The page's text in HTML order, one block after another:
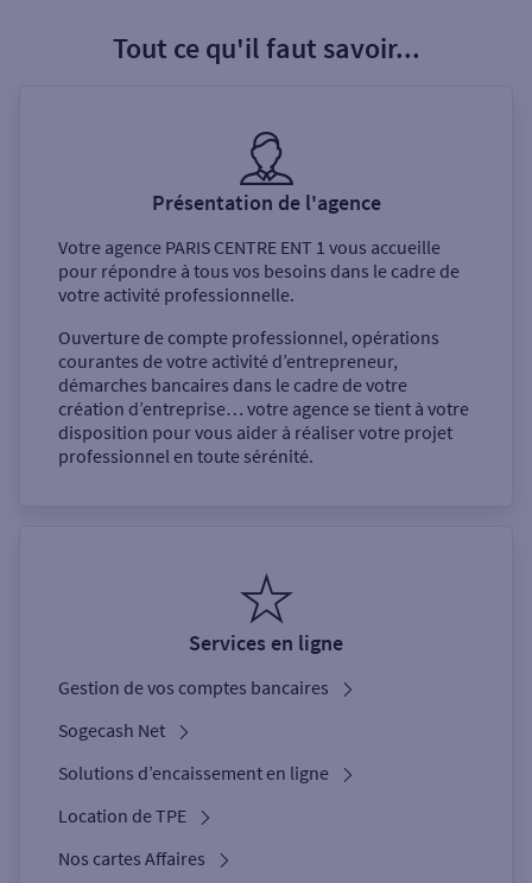
Tout ce qu'il faut savoir...
Présentation de l'agence
Votre agence PARIS CENTRE ENT 1 vous accueille
pour répondre à tous vos besoins dans le cadre de
votre activité professionnelle.
Ouverture de compte professionnel, opérations
courantes de votre activité d’entrepreneur,
démarches bancaires dans le cadre de votre
création d’entreprise… votre agence se tient à votre
disposition pour vous aider à réaliser votre projet
professionnel en toute sérénité.
Services en ligne
Gestion de vos comptes bancaires
Sogecash Net
Solutions d’encaissement en ligne
Location de TPE
Nos cartes Affaires